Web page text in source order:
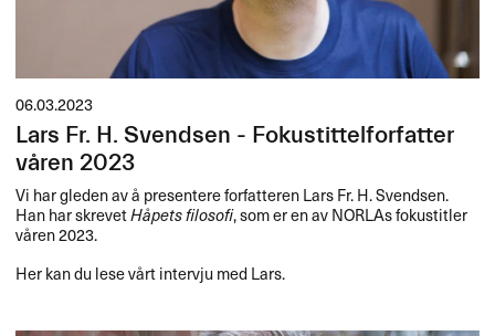
06.03.2023
Lars Fr. H. Svendsen - Fokustittelforfatter
våren 2023
Vi har gleden av å presentere forfatteren Lars Fr. H. Svendsen.
Han har skrevetHåpets filosofi, som er en av NORLAs fokustitler
våren 2023.
Her kan du lese vårt intervju med Lars.